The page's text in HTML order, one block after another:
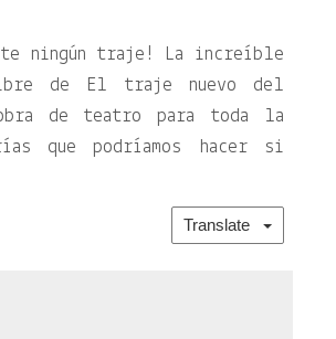
ningún traje! La increíble
de El traje nuevo del
obra de teatro para toda la
que podríamos hacer si
Translate